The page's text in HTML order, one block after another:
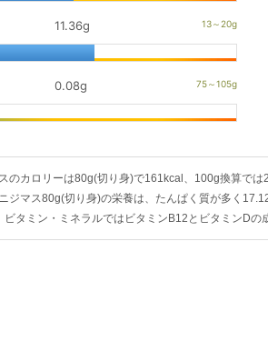
11.36g
0.08g
のカロリーは80g(切り身)で161kcal、100g換算で
ジマス80g(切り身)の栄養は、たんぱく質が多く
タミン・ミネラルではビタミンB12とビタミンDの